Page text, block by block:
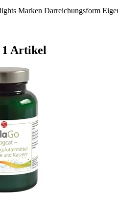
Marken Darreichungsform
1 Artikel